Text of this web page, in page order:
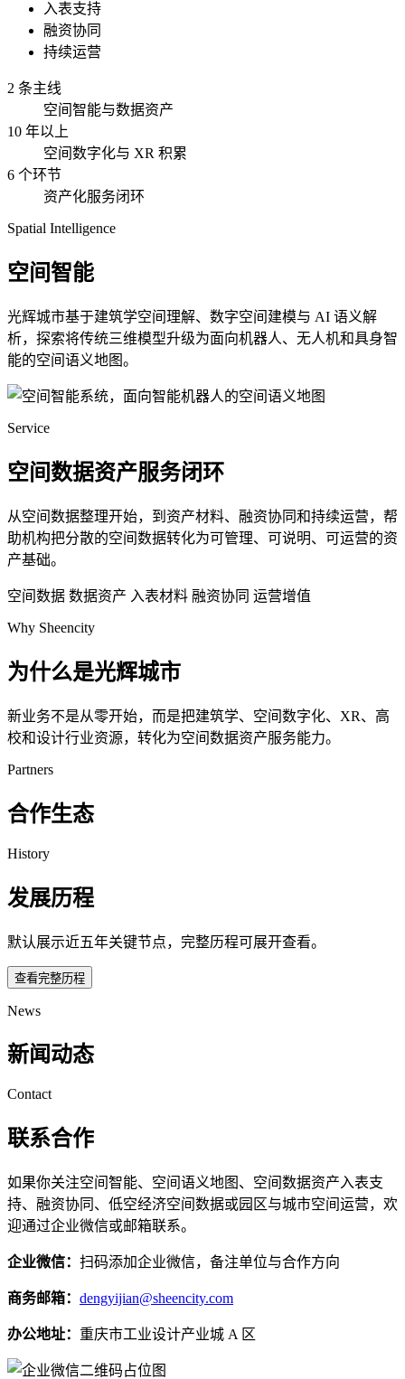
入表支持
融资协同
持续运营
2 条主线
空间智能与数据资产
10 年以上
空间数字化与 XR 积累
6 个环节
资产化服务闭环
Spatial Intelligence
空间智能
光辉城市基于建筑学空间理解、数字空间建模与 AI 语义解
析，探索将传统三维模型升级为面向机器人、无人机和具身智
能的空间语义地图。
Service
空间数据资产服务闭环
从空间数据整理开始，到资产材料、融资协同和持续运营，帮
助机构把分散的空间数据转化为可管理、可说明、可运营的资
产基础。
空间数据 数据资产 入表材料 融资协同 运营增值
Why Sheencity
为什么是光辉城市
新业务不是从零开始，而是把建筑学、空间数字化、XR、高
校和设计行业资源，转化为空间数据资产服务能力。
Partners
合作生态
History
发展历程
默认展示近五年关键节点，完整历程可展开查看。
查看完整历程
News
新闻动态
Contact
联系合作
如果你关注空间智能、空间语义地图、空间数据资产入表支
持、融资协同、低空经济空间数据或园区与城市空间运营，欢
迎通过企业微信或邮箱联系。
企业微信： 扫码添加企业微信，备注单位与合作方向
商务邮箱： dengyijian@sheencity.com
办公地址： 重庆市工业设计产业城 A 区